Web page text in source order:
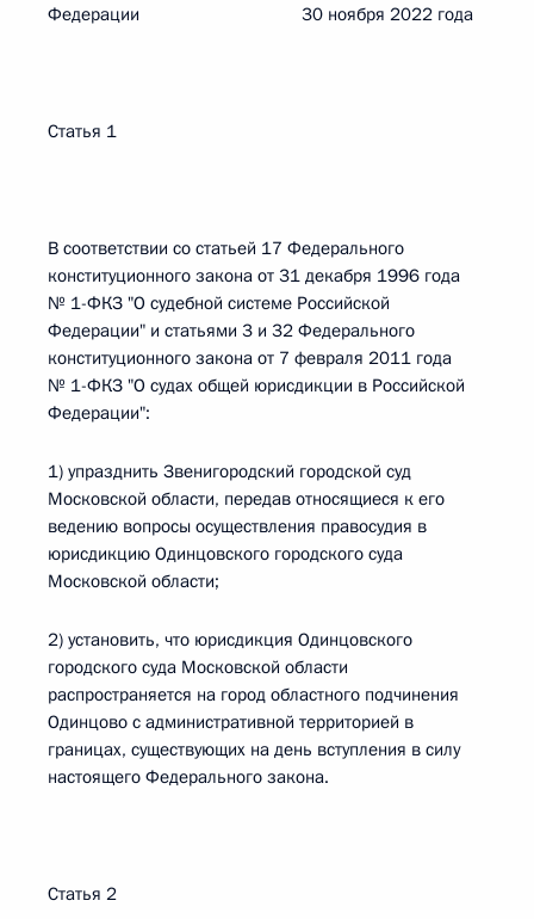
Федерации 30 ноября 2022 года
Статья 1
В соответствии со статьей 17 Федерального
конституционного закона от 31 декабря 1996 года
№ 1-ФКЗ "О судебной системе Российской
Федерации" и статьями 3 и 32 Федерального
конституционного закона от 7 февраля 2011 года
№ 1-ФКЗ "О судах общей юрисдикции в Российской
Федерации":
1) упразднить Звенигородский городской суд
Московской области, передав относящиеся к его
ведению вопросы осуществления правосудия в
юрисдикцию Одинцовского городского суда
Московской области;
2) установить, что юрисдикция Одинцовского
городского суда Московской области
распространяется на город областного подчинения
Одинцово с административной территорией в
границах, существующих на день вступления в силу
настоящего Федерального закона.
Статья 2